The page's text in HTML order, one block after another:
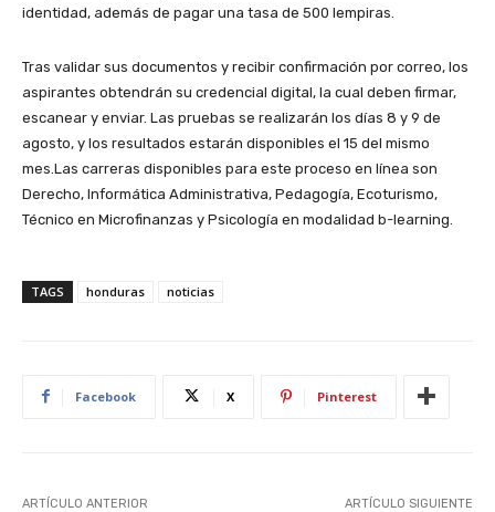
identidad, además de pagar una tasa de 500 lempiras.
Tras validar sus documentos y recibir confirmación por correo, los
aspirantes obtendrán su credencial digital, la cual deben firmar,
escanear y enviar. Las pruebas se realizarán los días 8 y 9 de
agosto, y los resultados estarán disponibles el 15 del mismo
mes.Las carreras disponibles para este proceso en línea son
Derecho, Informática Administrativa, Pedagogía, Ecoturismo,
Técnico en Microfinanzas y Psicología en modalidad b-learning.
TAGS honduras noticias
Facebook X Pinterest
ARTÍCULO ANTERIOR ARTÍCULO SIGUIENTE